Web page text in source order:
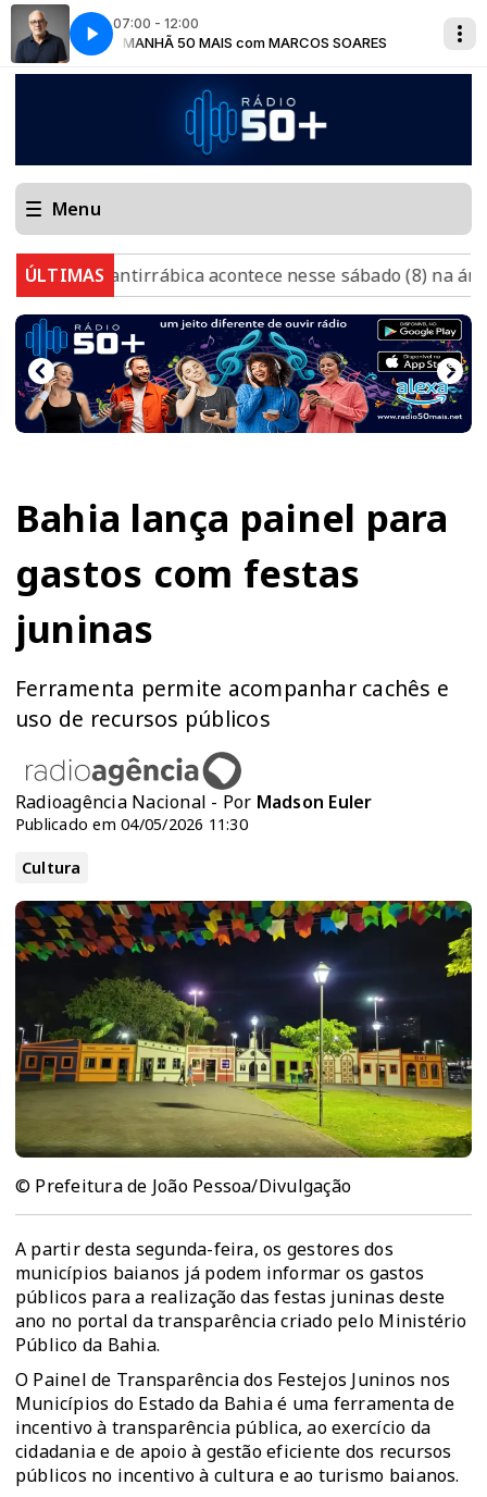
07:00 - 12:00
MANHÃ 50 MAIS com MARCOS SOARES
Menu
ÚLTIMAS
antirrábica acontece nesse sábado (8) na área
Bahia lança painel para
gastos com festas
juninas
Ferramenta permite acompanhar cachês e
uso de recursos públicos
Radioagência Nacional - Por Madson Euler
Publicado em 04/05/2026 11:30
Cultura
© Prefeitura de João Pessoa/Divulgação
A partir desta segunda-feira, os gestores dos
municípios baianos já podem informar os gastos
públicos para a realização das festas juninas deste
ano no portal da transparência criado pelo Ministério
Público da Bahia.
O Painel de Transparência dos Festejos Juninos nos
Municípios do Estado da Bahia é uma ferramenta de
incentivo à transparência pública, ao exercício da
cidadania e de apoio à gestão eficiente dos recursos
públicos no incentivo à cultura e ao turismo baianos.